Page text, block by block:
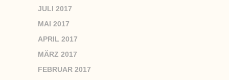
JULI 2017
MAI 2017
APRIL 2017
MÄRZ 2017
FEBRUAR 2017